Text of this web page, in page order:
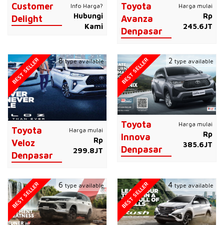
Customer
Delight
Info Harga?
Hubungi
Kami
Toyota
Avanza
Denpasar
Harga mulai
Rp
245.6JT
Toyota
Veloz
Denpasar
Harga mulai
Rp
299.8JT
BEST SELLER 8type available
Toyota
Innova
Denpasar
Harga mulai
Rp
385.6JT
BEST SELLER 2 type available
BEST SELLER 6 type available BEST SELLER 4type available